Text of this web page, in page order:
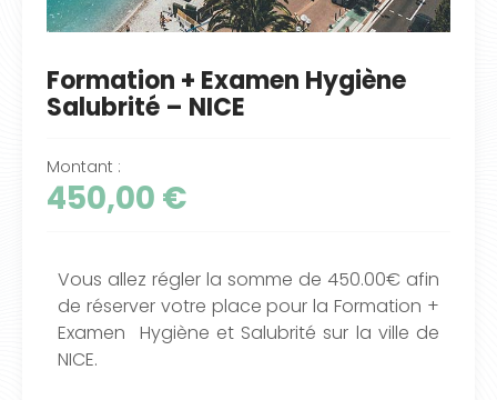
Formation + Examen Hygiène
Salubrité – NICE
Montant :
450,00 €
Vous allez régler la somme de 450.00€ afin
de réserver votre place pour la Formation +
Examen Hygiène et Salubrité sur la ville de
NICE.